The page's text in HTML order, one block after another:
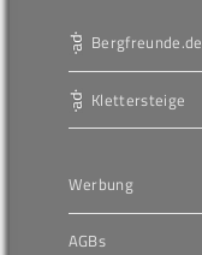
Bergfreunde.de
Klettersteige
Werbung
AGBs